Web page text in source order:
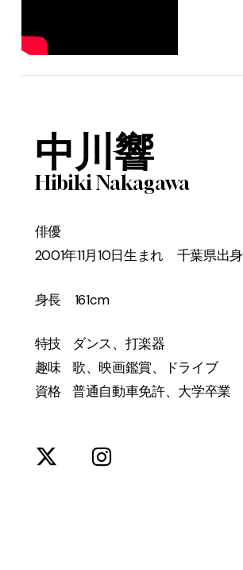
中川響
Hibiki Nakagawa
俳優
2001年11月10日生まれ 千葉県出身
身長 161cm
特技 ダンス、打楽器
趣味 歌、映画鑑賞、ドライブ
資格 普通自動車免許、大学卒業